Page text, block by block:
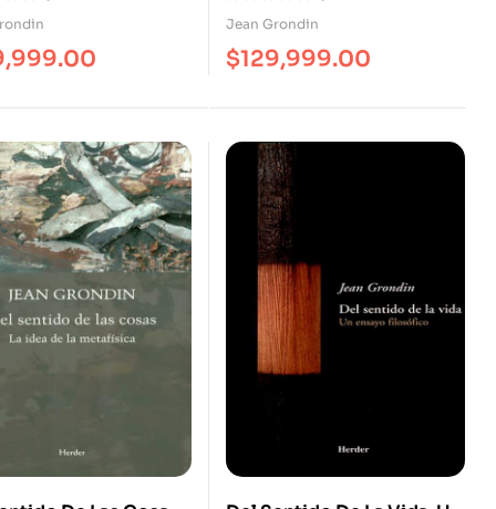
Jean Grondin
$129,999.00